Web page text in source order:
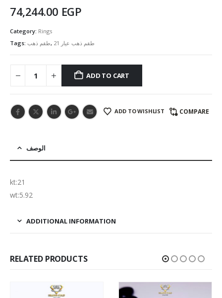
74,244.00 EGP
Category: Rings
Tags: طقم ذهب, طقم ذهب عيار 21
ADD TO CART
ADD TO WISHLIST COMPARE
الوصف
kt:21
wt:5.92
ADDITIONAL INFORMATION
RELATED PRODUCTS